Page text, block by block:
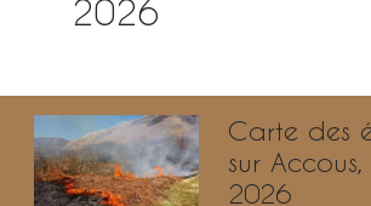
2026
Carte des
sur Accous,
2026